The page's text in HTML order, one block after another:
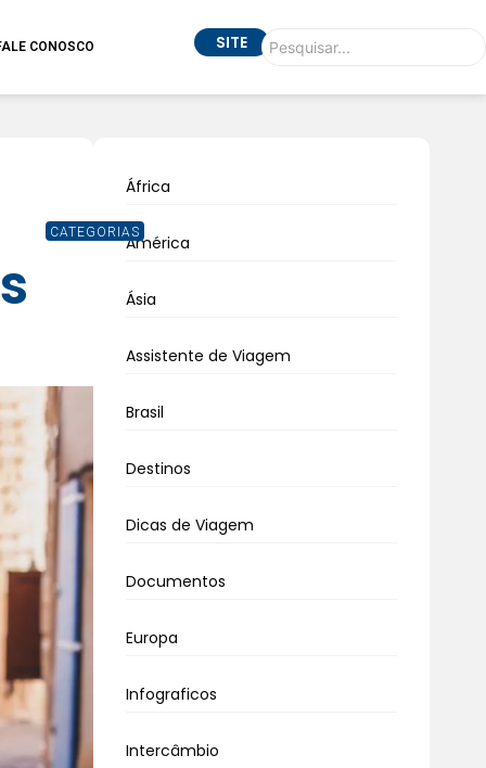
CONOSCO SITE
CATEGORIAS
África
América
Ásia
Assistente de Viagem
Brasil
Destinos
Dicas de Viagem
Documentos
Europa
Infograficos
Intercâmbio